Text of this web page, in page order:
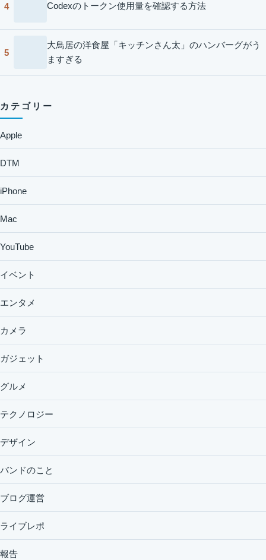
4 Codexのトークン使用量を確認する方法
5
大鳥居の洋食屋「キッチンさん太」のハンバーグがう
ますぎる
カテゴリー
Apple
DTM
iPhone
Mac
YouTube
イベント
エンタメ
カメラ
ガジェット
グルメ
テクノロジー
デザイン
バンドのこと
ブログ運営
ライブレポ
報告